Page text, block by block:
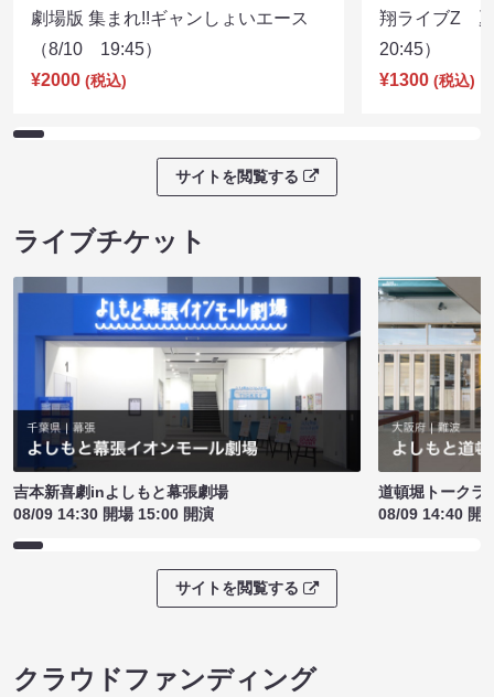
劇場版 集まれ!!ギャンしょいエース
（8/10 19:45）
¥2000 (税込)
翔ライブZ
20:45）
¥1300 (税込)
サイトを閲覧する
ライブチケット
吉本新喜劇inよしもと幕張劇場
08/09 14:30 開場 15:00 開演
道頓堀トークラ
08/09 14:40 開
サイトを閲覧する
クラウドファンディング